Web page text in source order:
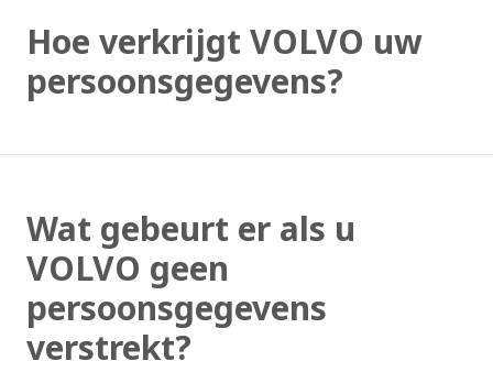
Hoe verkrijgt VOLVO uw
persoonsgegevens?
Wat gebeurt er als u
VOLVO geen
persoonsgegevens
verstrekt?